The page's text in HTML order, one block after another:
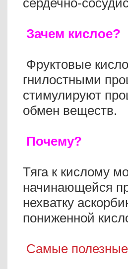
сердечно-
Зачем кислое?
Фруктовые
гнилостными
стимулируют
обмен веществ.
Почему?
Тяга к кислому
начинающейся
нехватку
пониженной
Самые